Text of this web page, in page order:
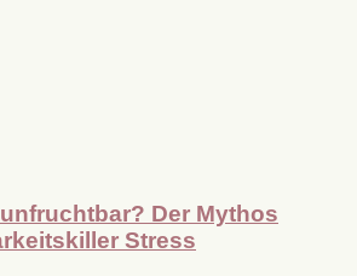
Der Mythos
Stress